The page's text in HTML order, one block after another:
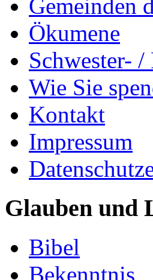
Gemeinden
Ökumene
Schwester-
Wie Sie
Kontakt
Impressum
Glauben und
Bibel
Bekenntnis